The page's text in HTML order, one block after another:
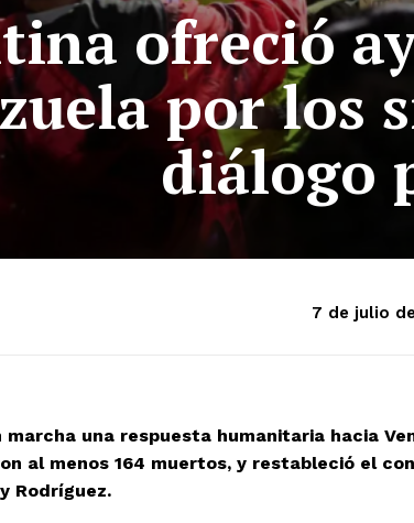
ofreció
por los
diálogo
7 de julio
marcha una respuesta humanitaria hacia
al menos 164 muertos, y restableció el
Rodríguez.